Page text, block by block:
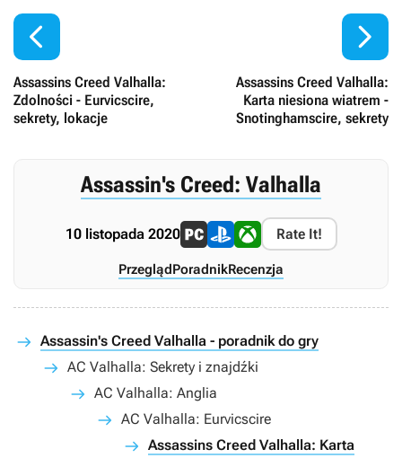

Assassins Creed Valhalla:
Zdolności - Eurvicscire,
sekrety, lokacje
Assassins Creed Valhalla:
Karta niesiona wiatrem -
Snotinghamscire, sekrety

Assassin's Creed: Valhalla
10 listopada 2020 Rate It!
PrzeglądPoradnikRecenzja
Assassin's Creed Valhalla - poradnik do gry
AC Valhalla: Sekrety i znajdźki
AC Valhalla: Anglia
AC Valhalla: Eurvicscire
Assassins Creed Valhalla: Karta